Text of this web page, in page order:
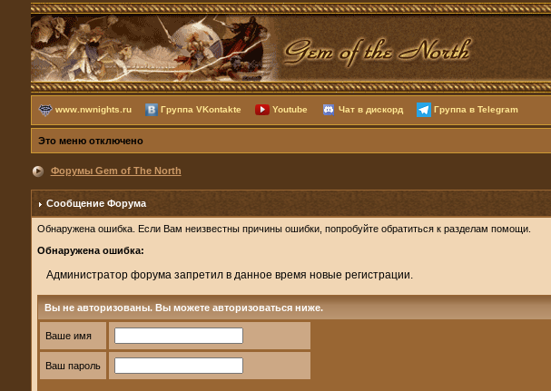
www.nwnights.ru Группа VKontakte Youtube Чат в дискорд Группа в Telegram
Это меню отключено
Форумы Gem of The North
Сообщение Форума
Обнаружена ошибка. Если Вам неизвестны причины ошибки, попробуйте обратиться к разделам помощи.
Обнаружена ошибка:
Администратор форума запретил в данное время новые регистрации.
Вы не авторизованы. Вы можете авторизоваться ниже.
Ваше имя
Ваш пароль